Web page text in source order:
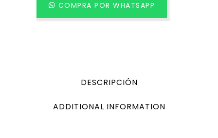
COMPRA POR WHATSAPP
DESCRIPCIÓN
ADDITIONAL INFORMATION